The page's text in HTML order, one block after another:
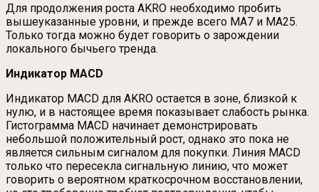
Для продолжения роста AKRO необходимо пробить
вышеуказанные уровни, и прежде всего MA7 и MA25.
Только тогда можно будет говорить о зарождении
локального бычьего тренда.
Индикатор MACD
Индикатор MACD для AKRO остается в зоне, близкой к
нулю, и в настоящее время показывает слабость рынка.
Гистограмма MACD начинает демонстрировать
небольшой положительный рост, однако это пока не
является сильным сигналом для покупки. Линия MACD
только что пересекла сигнальную линию, что может
говорить о вероятном краткосрочном восстановлении,